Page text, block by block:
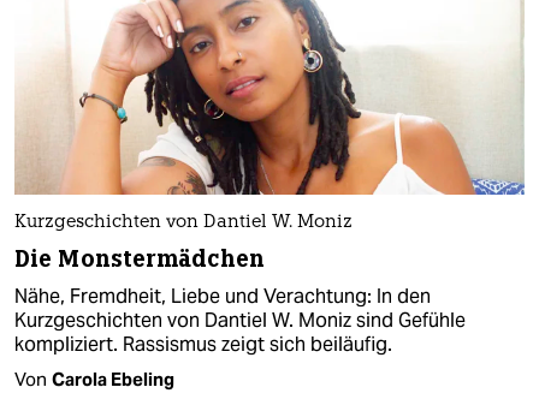
Kurzgeschichten von Dantiel W. Moniz
Die Monstermädchen
Nähe, Fremdheit, Liebe und Verachtung: In den
Kurzgeschichten von Dantiel W. Moniz sind Gefühle
kompliziert. Rassismus zeigt sich beiläufig.
Von Carola Ebeling